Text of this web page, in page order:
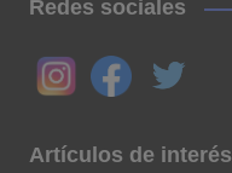
Redes sociales
Artículos de interés